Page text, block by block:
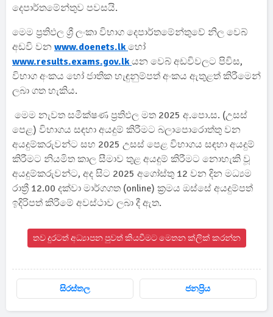
දෙපාර්තමේන්තුව පවසයි.
මෙම ප්‍රතිඵල ශ්‍රී ලංකා විභාග දෙපාර්තමේන්තුවේ නිල වෙබ්
අඩවි වන www.doenets.lk හෝ
www.results.exams.gov.lk යන වෙබ් අඩවිවලට පිවිස,
විභාග අංකය හෝ ජාතික හැඳුනුම්පත් අංකය ඇතුළත් කිරීමෙන්
ලබා ගත හැකිය.
මෙම නැවත සමීක්ෂණ ප්‍රතිඵල මත 2025 අ.පො.ස. (උසස්
පෙළ) විභාගය සඳහා අයදුම් කිරීමට බලාපොරොත්තු වන
අයදුම්කරුවන්ට සහ 2025 උසස් පෙළ විභාගය සඳහා අයදුම්
කිරීමට නියමිත කාල සීමාව තුළ අයදුම් කිරීමට නොහැකි වූ
අයදුම්කරුවන්ට, අද සිට 2025 අගෝස්තු 12 වන දින මධ්‍යම
රාත්‍රී 12.00 දක්වා මාර්ගගත (online) ක්‍රමය ඔස්සේ අයදුම්පත්
ඉදිරිපත් කිරීමේ අවස්ථාව ලබා දී ඇත.
තව දුරටත් අධ්‍යාපන පුවත් කියවීමට මෙතන ක්ලික් කරන්න
සිරස්තල ජනප්‍රිය